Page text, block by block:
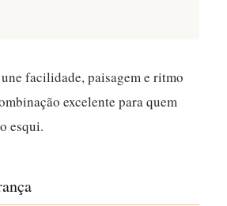
facilidade, paisagem e ritmo
excelente para quem
esqui.